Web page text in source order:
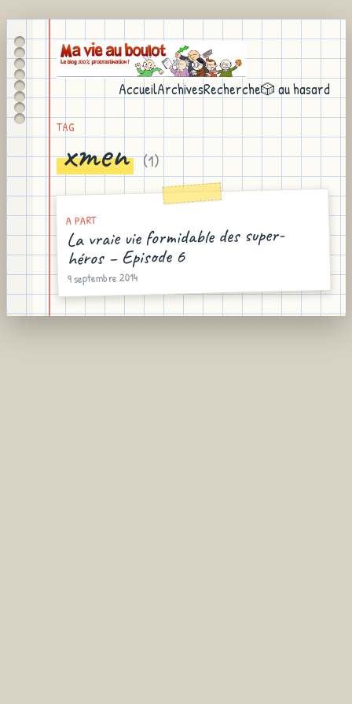
AccueilArchivesRecherche🎲 au hasard
TAG
xmen (1)
A PART
La vraie vie formidable des super-
héros – Episode 6
9 septembre 2014